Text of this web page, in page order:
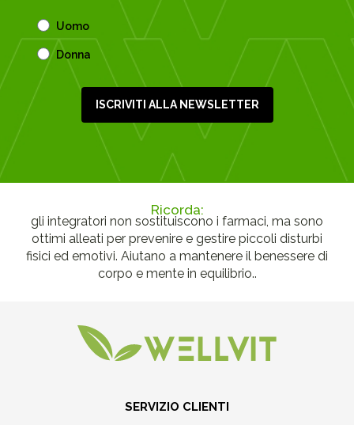
Uomo
Donna
ISCRIVITI ALLA NEWSLETTER
Ricorda:
gli integratori non sostituiscono i farmaci, ma sono
ottimi alleati per prevenire e gestire piccoli disturbi
fisici ed emotivi. Aiutano a mantenere il benessere di
corpo e mente in equilibrio..
SERVIZIO CLIENTI